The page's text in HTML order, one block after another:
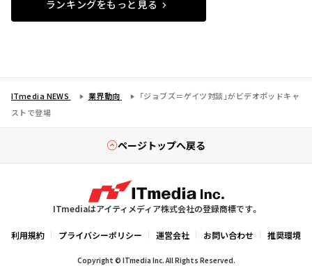
ランキングをもっと見る
ITmedia NEWS 業界動向
「ジョブズ＝ゲイツ対談」がビデオポッドキャ
ストで登場
ページトップへ戻る
ITmediaはアイティメディア株式会社の登録商標です。
利用規約 プライバシーポリシー 運営会社 お問い合わせ 推奨環境
Copyright © ITmedia Inc. All Rights Reserved.